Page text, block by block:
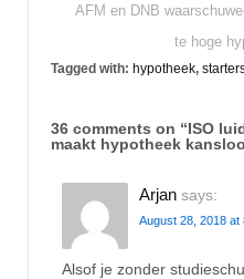
AFM en DNB
te hoge
Tagged with: hypotheek,
36 comments on “ISO
maakt hypotheek
Arjan says:
August 28, 2018 at
Alsof je zonder